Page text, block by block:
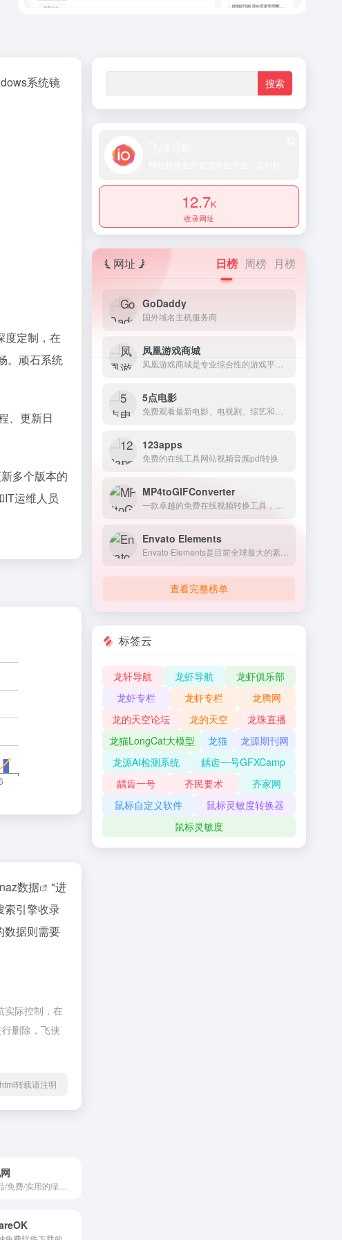
系统镜
度定制，在
。顽石系统
、更新日
多个版本的
运维人员
数据
"进
索引擎收录
数据则需要
实际控制，在
删除，飞侠
转载请注明
12.7K
收录网址
网址 日榜 周榜 月榜
GoDaddy
国外域名主机服务商
凤凰游戏商城
5点电影
123apps
免费的在线工具网站视频音频pdf转换
MP4toGIFConverter
Envato Elements
查看完整榜单
标签云
龙轩导航 龙虾导航
龙虾俱乐部
龙虾专栏
龙虾专栏
龙腾网
龙的天空论坛
龙的天空
龙珠直播
龙猫LongCat大模型
龙猫
龙源期刊网
龙源AI检测系统
龋齿一号GFXCamp
龋齿一号
齐民要术
齐家网
鼠标自定义软件
鼠标灵敏度转换器
鼠标灵敏度